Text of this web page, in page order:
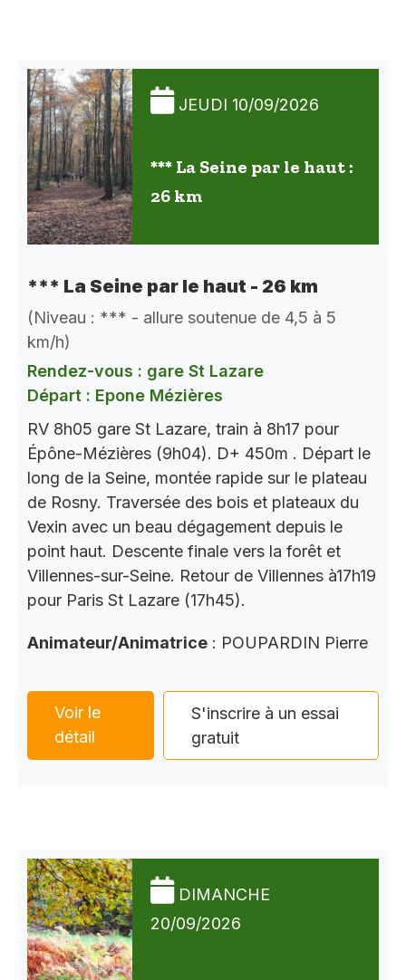
JEUDI 10/09/2026
*** La Seine par le haut :
26 km
*** La Seine par le haut - 26 km
(Niveau : *** - allure soutenue de 4,5 à 5
km/h)
Rendez-vous : gare St Lazare
Départ : Epone Mézières
RV 8h05 gare St Lazare, train à 8h17 pour
Épône-Mézières (9h04). D+ 450m . Départ le
long de la Seine, montée rapide sur le plateau
de Rosny. Traversée des bois et plateaux du
Vexin avec un beau dégagement depuis le
point haut. Descente finale vers la forêt et
Villennes-sur-Seine. Retour de Villennes à17h19
pour Paris St Lazare (17h45).
Animateur/Animatrice : POUPARDIN Pierre
Voir le
détail
S'inscrire à un essai
gratuit
DIMANCHE
20/09/2026